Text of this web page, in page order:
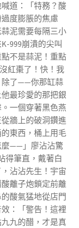
道：「特務？酸
度膨脹的焦慮
泥需要每隔三小
999崩潰的尖叫
不是蒜泥！重點
紅棗了！快！我
除了——你那缸蒜
最珍愛的那把銀
一個穿著黑色燕
牆上的破洞鑽進
東西，桶上用毛
麼——」廖沾沾驚
得筆直，戴著白
沾沾先生！宇宙
離子炮鎖定前離
酸氣猛地從店門
：「警告！這裡
九的醋，才是真